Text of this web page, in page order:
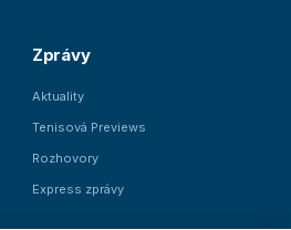
Zprávy
Aktuality
Tenisová Previews
Rozhovory
Express zprávy